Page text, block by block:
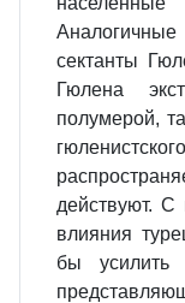
сектанты
Гюлена
полумерой,
действуют. С
влияния
бы усилить